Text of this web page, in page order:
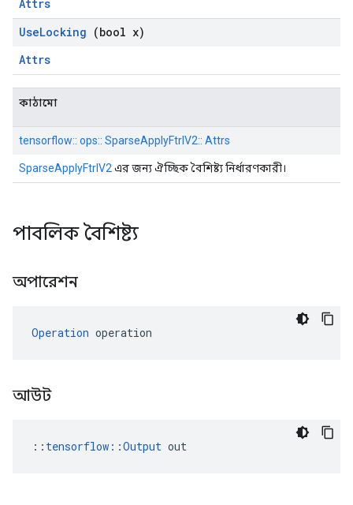
Attrs
UseLocking (bool x)
Attrs
কাঠামো
tensorflow:: ops:: SparseApplyFtrlV2:: Attrs
SparseApplyFtrlV2 এর জন্য ঐচ্ছিক বৈশিষ্ট্য নির্ধারণকারী।
পাবলিক বৈশিষ্ট্য
অপারেশন
Operation operation
আউট
:: tensorflow::Output out